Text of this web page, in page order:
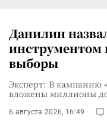
Данилин
инструментом
выборы
Эксперт: В кампанию
вложены миллионы
6 августа 2026, 16:49